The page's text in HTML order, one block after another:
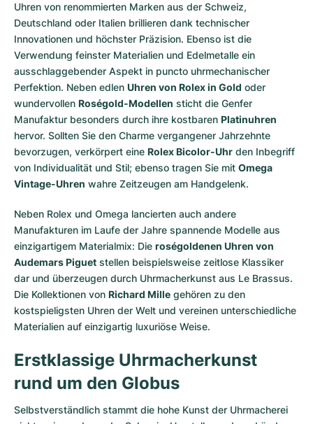
Uhren von renommierten Marken aus der Schweiz,
Deutschland oder Italien brillieren dank technischer
Innovationen und höchster Präzision. Ebenso ist die
Verwendung feinster Materialien und Edelmetalle ein
ausschlaggebender Aspekt in puncto uhrmechanischer
Perfektion. Neben edlen Uhren von Rolex in Gold oder
wundervollen Roségold-Modellen sticht die Genfer
Manufaktur besonders durch ihre kostbaren Platinuhren
hervor. Sollten Sie den Charme vergangener Jahrzehnte
bevorzugen, verkörpert eine Rolex Bicolor-Uhr den Inbegriff
von Individualität und Stil; ebenso tragen Sie mit Omega
Vintage-Uhren wahre Zeitzeugen am Handgelenk.
Neben Rolex und Omega lancierten auch andere
Manufakturen im Laufe der Jahre spannende Modelle aus
einzigartigem Materialmix: Die roségoldenen Uhren von
Audemars Piguet stellen beispielsweise zeitlose Klassiker
dar und überzeugen durch Uhrmacherkunst aus Le Brassus.
Die Kollektionen von Richard Mille gehören zu den
kostspieligsten Uhren der Welt und vereinen unterschiedliche
Materialien auf einzigartig luxuriöse Weise.
Erstklassige Uhrmacherkunst
rund um den Globus
Selbstverständlich stammt die hohe Kunst der Uhrmacherei